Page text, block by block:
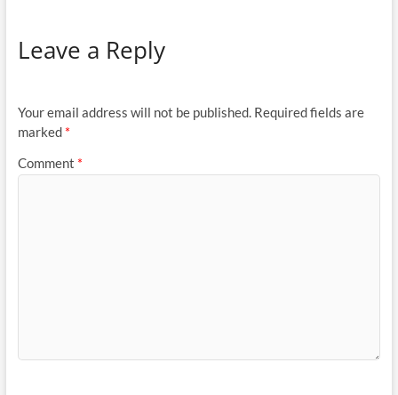
Leave a Reply
Your email address will not be published. Required fields are
marked *
Comment *